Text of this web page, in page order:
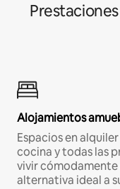
Alojamientos
Espacios en
cocina y todas las
vivir cómodamente
alternativa ideal a